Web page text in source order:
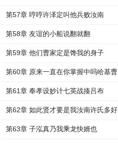
第57章 哼哼许泽定叫他兵败汝南
第58章 友谊的小船说翻就翻
第59章 他们曹家定是馋我的身子
第60章 原来一直在你掌握中吗哈基曹
第61章 奉孝设妙计七英战揍吕布
第62章 如此贤才要是我汝南许氏多好
第63章 子泓真乃我乘龙快婿也